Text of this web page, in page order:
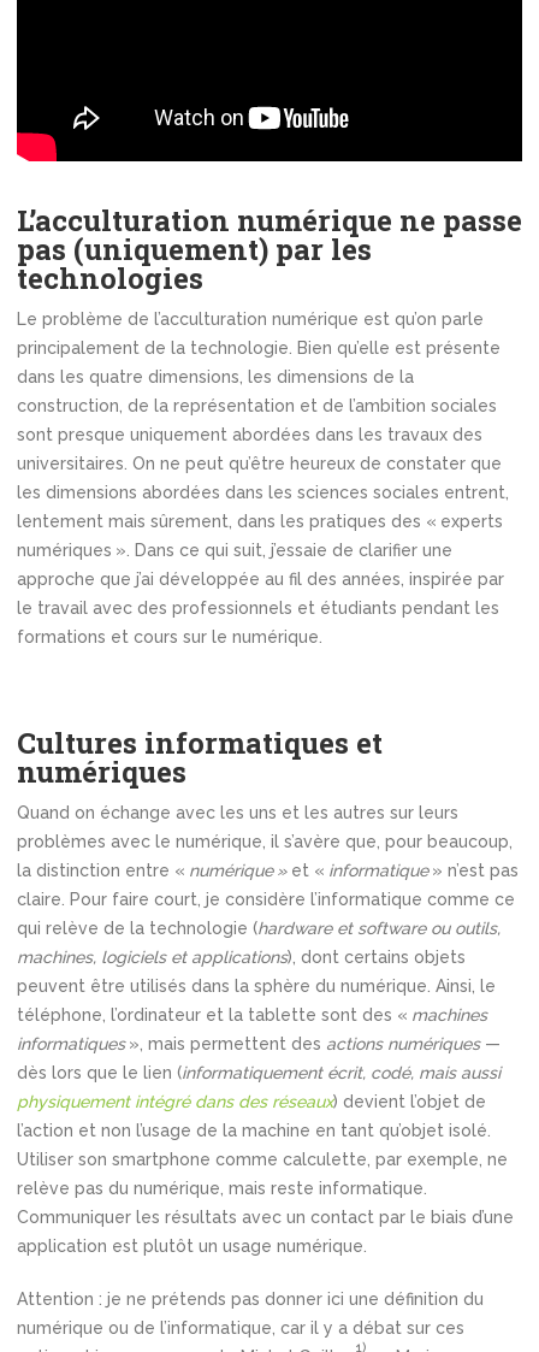
L’acculturation numérique ne passe
pas (uniquement) par les
technologies
Le problème de l’acculturation numérique est qu’on parle
principalement de la technologie. Bien qu’elle est présente
dans les quatre dimensions, les dimensions de la
construction, de la représentation et de l’ambition sociales
sont presque uniquement abordées dans les travaux des
universitaires. On ne peut qu’être heureux de constater que
les dimensions abordées dans les sciences sociales entrent,
lentement mais sûrement, dans les pratiques des « experts
numériques ». Dans ce qui suit, j’essaie de clarifier une
approche que j’ai développée au fil des années, inspirée par
le travail avec des professionnels et étudiants pendant les
formations et cours sur le numérique.
Cultures informatiques et
numériques
Quand on échange avec les uns et les autres sur leurs
problèmes avec le numérique, il s’avère que, pour beaucoup,
la distinction entre « numérique »et « informatique» n’est pas
claire. Pour faire court, je considère l’informatique comme ce
qui relève de la technologie (hardware et software ou outils,
machines, logiciels et applications), dont certains objets
peuvent être utilisés dans la sphère du numérique. Ainsi, le
téléphone, l’ordinateur et la tablette sont des « machines
informatiques», mais permettent des actions numériques—
dès lors que le lien (informatiquement écrit, codé, mais aussi
physiquement intégré dans des réseaux) devient l’objet de
l’action et non l’usage de la machine en tant qu’objet isolé.
Utiliser son smartphone comme calculette, par exemple, ne
relève pas du numérique, mais reste informatique.
Communiquer les résultats avec un contact par le biais d’une
application est plutôt un usage numérique.
Attention : je ne prétends pas donner ici une définition du
numérique ou de l’informatique, car il y a débat sur ces
1)